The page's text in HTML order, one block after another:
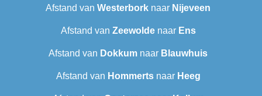
Afstand van Westerbork naar Nijeveen
Afstand van Zeewoldenaar Ens
Afstand van Dokkum naar Blauwhuis
Afstand van Hommertsnaar Heeg